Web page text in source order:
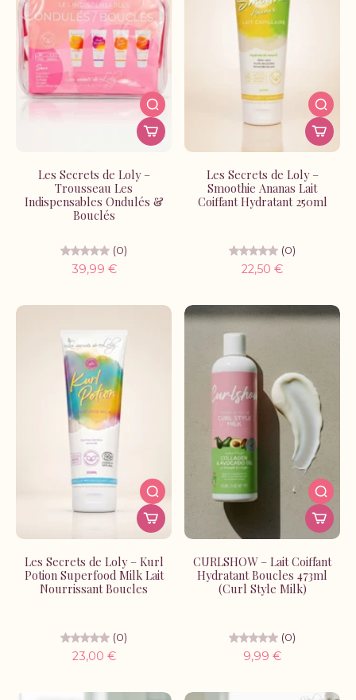
Les Secrets de Loly –
Trousseau Les
Indispensables Ondulés &
Bouclés
(0)
39,99 €
Les Secrets de Loly –
Smoothie Ananas Lait
Coiffant Hydratant 250ml
(0)
22,50 €
Les Secrets de Loly – Kurl
Potion Superfood Milk Lait
Nourrissant Boucles
(0)
23,00 €
CURLSHOW – Lait Coiffant
Hydratant Boucles 473ml
(Curl Style Milk)
(0)
9,99 €